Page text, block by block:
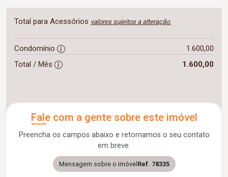
Total para Acessórios valores sujeitos a alteração.
Condomínio
1.600,00
Total / Mês
1.600,00
Fale com a gente sobre este imóvel
Preencha os campos abaixo e retornamos o seu contato
em breve.
Mensagem sobre o imóvelRef. 78335